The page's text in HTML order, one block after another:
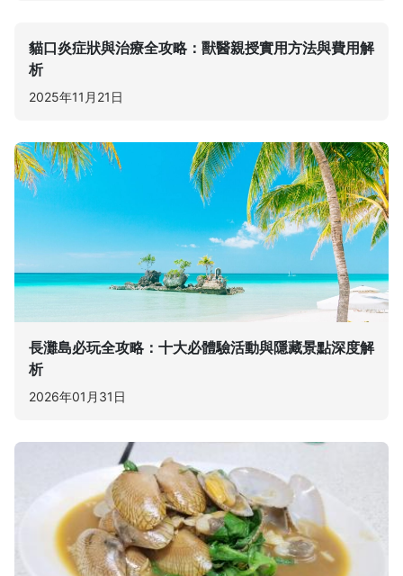
貓口炎症狀與治療全攻略：獸醫親授實用方法與費用解
析
2025年11月21日
長灘島必玩全攻略：十大必體驗活動與隱藏景點深度解
析
2026年01月31日